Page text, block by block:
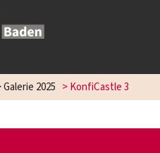
Galerie 2025 >KonfiCastle 3